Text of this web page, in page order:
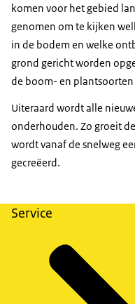
komen voor het gebied
genomen om te kijken
in de bodem en welke
grond gericht worden
de boom- en
Uiteraard wordt alle
onderhouden. Zo groeit
wordt vanaf de snelweg
gecreëerd.
Service